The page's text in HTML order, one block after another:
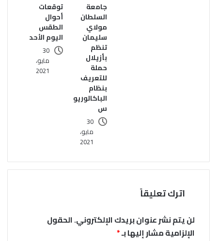
جامعة
السلطان
مولاي
سليمان
تنظم
بأزيلال
حملة
للتعريف
بنظام
الباكالوريو
س
30
مايو،
2021
توقعات
أحوال
الطقس
اليوم الأحد
30
مايو،
2021
اترك تعليقاً
لن يتم نشر عنوان بريدك الإلكتروني.الحقول
الإلزامية مشار إليها بـ*